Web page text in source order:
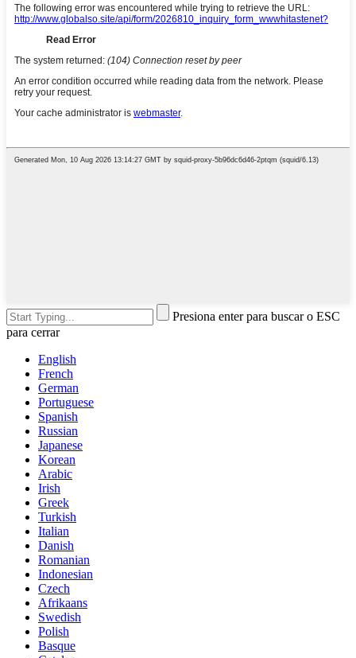
Presiona enter para buscar o ESC
para cerrar
English
French
German
Portuguese
Spanish
Russian
Japanese
Korean
Arabic
Irish
Greek
Turkish
Italian
Danish
Romanian
Indonesian
Czech
Afrikaans
Swedish
Polish
Basque